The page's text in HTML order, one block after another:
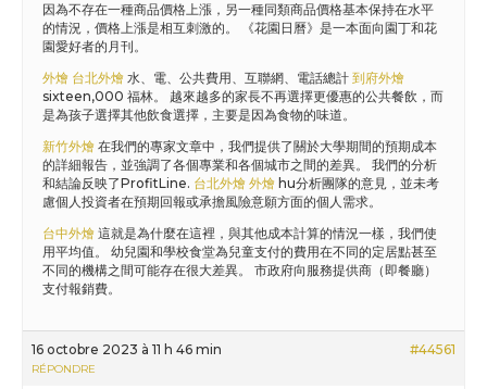
因為不存在一種商品價格上漲，另一種同類商品價格基本保持在水平
的情況，價格上漲是相互刺激的。 《花園日曆》是一本面向園丁和花
園愛好者的月刊。
外燴 台北外燴 水、電、公共費用、互聯網、電話總計 到府外燴
sixteen,000 福林。 越來越多的家長不再選擇更優惠的公共餐飲，而
是為孩子選擇其他飲食選擇，主要是因為食物的味道。
新竹外燴 在我們的專家文章中，我們提供了關於大學期間的預期成本
的詳細報告，並強調了各個專業和各個城市之間的差異。 我們的分析
和結論反映了ProfitLine. 台北外燴 外燴 hu分析團隊的意見，並未考
慮個人投資者在預期回報或承擔風險意願方面的個人需求。
台中外燴 這就是為什麼在這裡，與其他成本計算的情況一樣，我們使
用平均值。 幼兒園和學校食堂為兒童支付的費用在不同的定居點甚至
不同的機構之間可能存在很大差異。 市政府向服務提供商（即餐廳）
支付報銷費。
16 octobre 2023 à 11 h 46 min #44561
RÉPONDRE